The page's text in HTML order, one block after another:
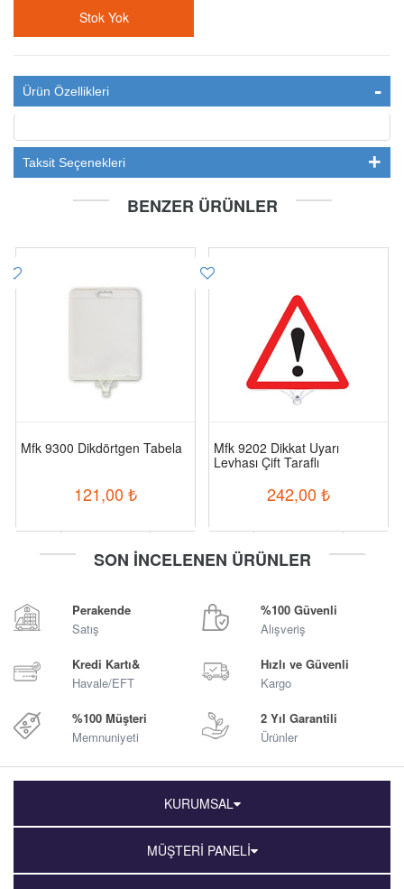
Stok Yok
Ürün Özellikleri
Taksit Seçenekleri
BENZER ÜRÜNLER
Mfk 9300 Dikdörtgen Tabela
121,00 ₺
Mfk 9202 Dikkat Uyarı
Levhası Çift Taraflı
242,00 ₺
SON İNCELENEN ÜRÜNLER
Perakende
Satış
%100 Güvenli
Alışveriş
Kredi Kartı&
Havale/EFT
Hızlı ve Güvenli
Kargo
%100 Müşteri
Memnuniyeti
2 Yıl Garantili
Ürünler
KURUMSAL
MÜŞTERİ PANELİ